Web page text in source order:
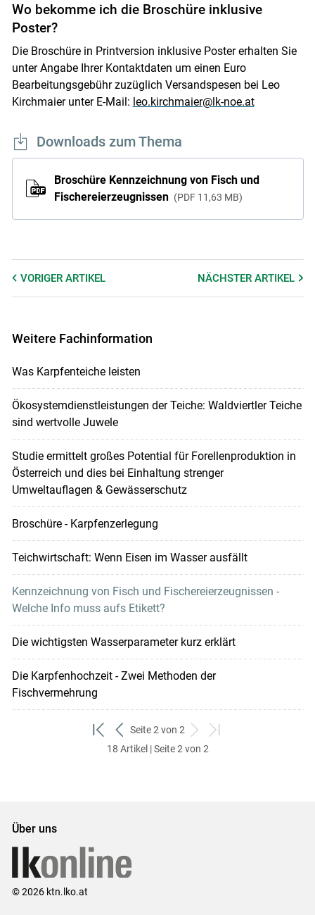
Wo bekomme ich die Broschüre inklusive
Poster?
Die Broschüre in Printversion inklusive Poster erhalten Sie
unter Angabe Ihrer Kontaktdaten um einen Euro
Bearbeitungsgebühr zuzüglich Versandspesen bei Leo
Kirchmaier unter E-Mail: leo.kirchmaier@lk-noe.at
Downloads zum Thema
Broschüre Kennzeichnung von Fisch und
Fischereierzeugnissen
PDF 11,63 MB
VORIGER ARTIKEL NÄCHSTERARTIKEL
Weitere Fachinformation
Was Karpfenteiche leisten
Ökosystemdienstleistungen der Teiche: Waldviertler Teiche
sind wertvolle Juwele
Studie ermittelt großes Potential für Forellenproduktion in
Österreich und dies bei Einhaltung strenger
Umweltauflagen & Gewässerschutz
Broschüre - Karpfenzerlegung
Teichwirtschaft: Wenn Eisen im Wasser ausfällt
Kennzeichnung von Fisch und Fischereierzeugnissen -
Welche Info muss aufs Etikett?
Die wichtigsten Wasserparameter kurz erklärt
Die Karpfenhochzeit - Zwei Methoden der
Fischvermehrung
zum
ersten
zurück
zum
Seite 2 von 2
weiter
zum
zum
18 Artikel | Seite 2 von 2
Über uns
© 2026 ktn.lko.at